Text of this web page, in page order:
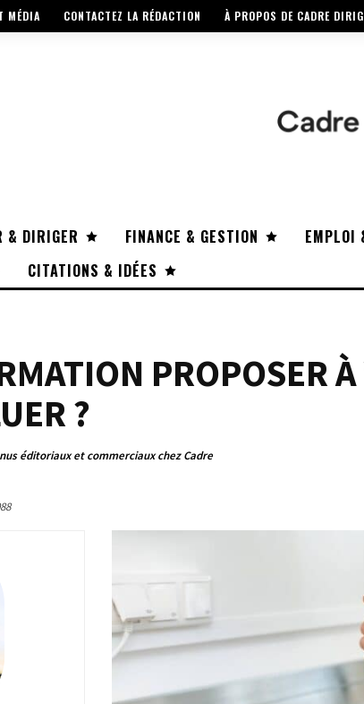
MÉDIA CONTACTEZ LA RÉDACTION À PROPOS DE CADRE
& DIRIGER FINANCE & GESTION EMPLOI
CITATIONS & IDÉES
PROPOSER
?
éditoriaux et commerciaux chez Cadre